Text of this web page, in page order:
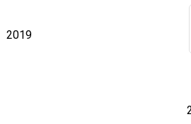
2019